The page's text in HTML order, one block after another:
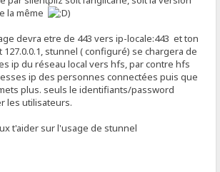
la même
)
devra etre de 443 vers ip-locale:443 et ton
stunnel ( configuré) se chargera de
ip du réseau local vers hfs, par contre hfs
ip des personnes connectées puis que
plus. seuls le identifiants/password
les utilisateurs.
t'aider sur l'usage de stunnel